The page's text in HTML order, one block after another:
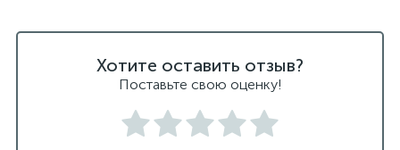
Хотите оставить отзыв?
Поставьте свою оценку!